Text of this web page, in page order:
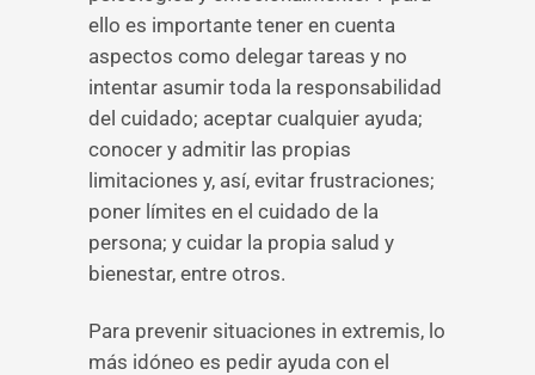
ello es importante tener en cuenta
aspectos como delegar tareas y no
intentar asumir toda la responsabilidad
del cuidado; aceptar cualquier ayuda;
conocer y admitir las propias
limitaciones y, así, evitar frustraciones;
poner límites en el cuidado de la
persona; y cuidar la propia salud y
bienestar, entre otros.
Para prevenir situaciones in extremis, lo
más idóneo es pedir ayuda con el